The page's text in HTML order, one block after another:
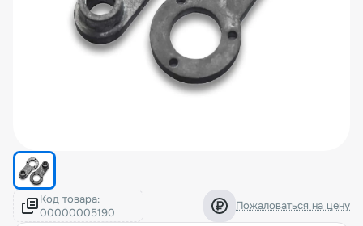
Код товара: Пожаловаться на цену